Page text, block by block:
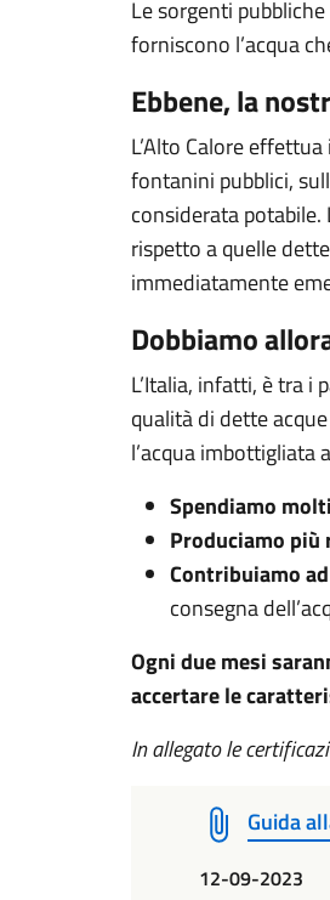
Le sorgenti
forniscono l’acqua
Ebbene, la
L’Alto Calore
fontanini pubblici,
considerata
rispetto a quelle
immediatamente
Dobbiamo
L’Italia, infatti, è tra
qualità di dette
l’acqua imbottigliata
Spendiamo
Produciamo
Contribuiamo
consegna
Ogni due mesi
accertare le
In allegato le
Guida
12-09-2023